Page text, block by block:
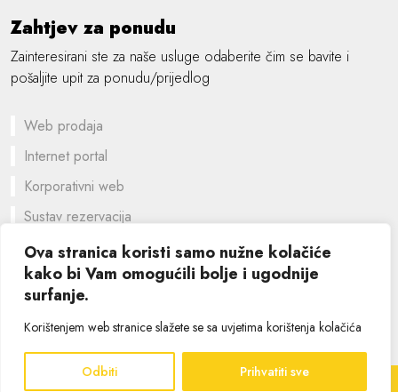
Ova stranica koristi samo nužne kolačiće
kako bi Vam omogućili bolje i ugodnije
surfanje.
Korištenjem web stranice slažete se sa uvjetima korištenja kolačića
Odbiti Prihvatiti sve
Zahtjev za ponudu
Zainteresirani ste za naše usluge odaberite čim se bavite i
pošaljite upit za ponudu/prijedlog
Web prodaja
Internet portal
Korporativni web
Sustav rezervacija
Prilagođeno rješenje
Grafički dizajn